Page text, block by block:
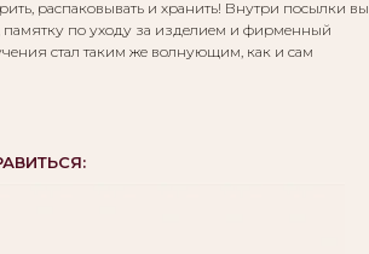
распаковывать и хранить! Внутри посылки вы
памятку по уходу за изделием и фирменный
стал таким же волнующим, как и сам